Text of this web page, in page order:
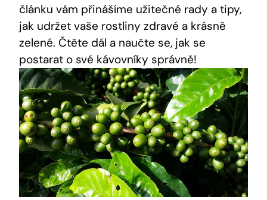
článku vám přinášíme užitečné rady a tipy,
jak udržet vaše rostliny zdravé a krásně
zelené. Čtěte dál a naučte se, jak se
postarat o své kávovníky správně!